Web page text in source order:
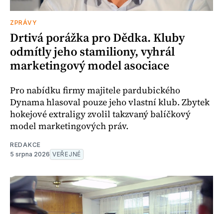
ZPRÁVY
Drtivá porážka pro Dědka. Kluby
odmítly jeho stamiliony, vyhrál
marketingový model asociace
Pro nabídku firmy majitele pardubického
Dynama hlasoval pouze jeho vlastní klub. Zbytek
hokejové extraligy zvolil takzvaný balíčkový
model marketingových práv.
REDAKCE
5 srpna 2026 VEŘEJNÉ